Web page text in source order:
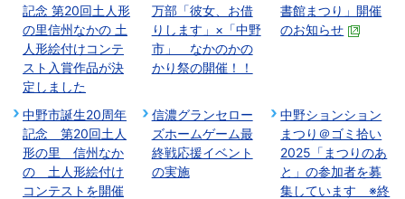
記念 第20回土人形
の里信州なかの 土
人形絵付けコンテ
スト入賞作品が決
定しました
万部「彼女、お借
りします」×「中野
市」 なかのかの
かり祭の開催！！
書館まつり」開催
のお知らせ
中野市誕生20周年
記念 第20回土人
形の里 信州なか
の 土人形絵付け
コンテストを開催
信濃グランセロー
ズホームゲーム最
終戦応援イベント
の実施
中野ションション
まつり＠ゴミ拾い
2025「まつりのあ
と」の参加者を募
集しています ※終